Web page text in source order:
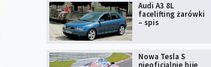
Audi A3 8L
facelifting żarówki
– spis
Nowa Tesla S
nieoficjalnie bije